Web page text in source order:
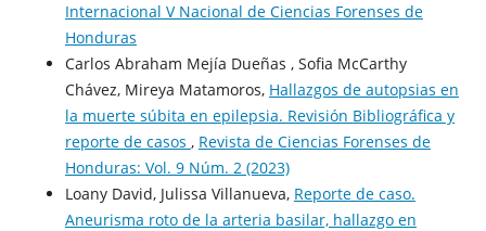
Internacional V Nacional de Ciencias Forenses de
Honduras
Carlos Abraham Mejía Dueñas , Sofia McCarthy
Chávez, Mireya Matamoros, Hallazgos de autopsias en
la muerte súbita en epilepsia. Revisión Bibliográfica y
reporte de casos , Revista de Ciencias Forenses de
Honduras: Vol. 9 Núm. 2 (2023)
Loany David, Julissa Villanueva, Reporte de caso.
Aneurisma roto de la arteria basilar, hallazgo en